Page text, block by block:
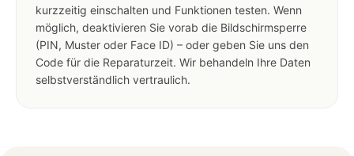
kurzzeitig einschalten und Funktionen testen. Wenn
möglich, deaktivieren Sie vorab die Bildschirmsperre
(PIN, Muster oder Face ID) – oder geben Sie uns den
Code für die Reparaturzeit. Wir behandeln Ihre Daten
selbstverständlich vertraulich.